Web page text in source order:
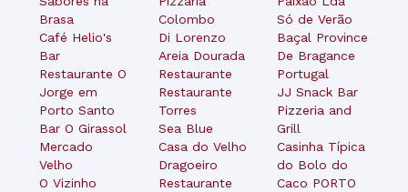
Brasa
Café Helio's
Bar
Restaurante O
Jorge em
Porto Santo
Bar O Girassol
Mercado
Velho
O Vizinho
Colombo
Di Lorenzo
Areia Dourada
Restaurante
Restaurante
Torres
Sea Blue
Casa do Velho
Dragoeiro
Restaurante
Só de Verão
Baçal Province
De Bragance
Portugal
JJ Snack Bar
Pizzeria and
Grill
Casinha Típica
do Bolo do
Caco PORTO